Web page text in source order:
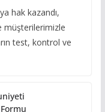
hak kazandı,
müşterilerimizle
test, kontrol ve